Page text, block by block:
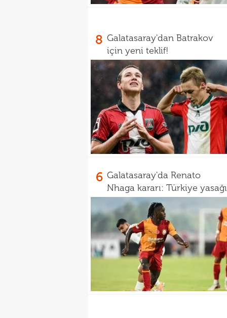
8 Galatasaray'dan Batrakov
için yeni teklif!
6 Galatasaray'da Renato
Nhaga kararı: Türkiye yasağı